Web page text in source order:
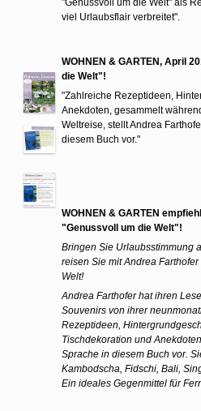
"Genussvoll um die Welt" als
viel Urlaubsflair verbreitet".
WOHNEN & GARTEN, April
die Welt"!
"Zahlreiche Rezeptideen,
Anekdoten, gesammelt
Weltreise, stellt Andrea
diesem Buch vor."
WOHNEN & GARTEN
"Genussvoll um die Welt"!
Bringen Sie Urlaubsstimmung
reisen Sie mit Andrea
Welt!
Andrea Farthofer hat ihren
Souvenirs von ihrer
Rezeptideen,
Tischdekoration und
Sprache in diesem Buch vor.
Kambodscha, Fidschi, Bali,
Ein ideales Gegenmittel für